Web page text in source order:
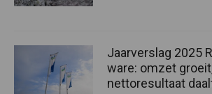
Jaarverslag 2025
ware: omzet
nettoresultaat